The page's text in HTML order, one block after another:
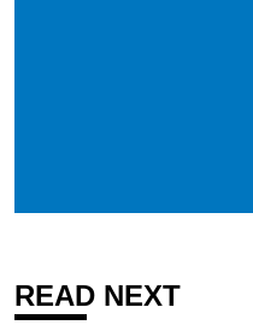
READ NEXT